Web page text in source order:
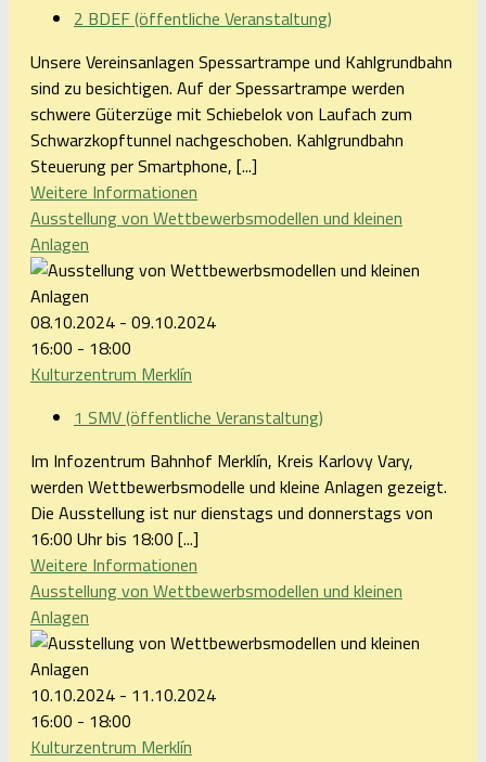
2 BDEF (öffentliche Veranstaltung)
Unsere Vereinsanlagen Spessartrampe und Kahlgrundbahn
sind zu besichtigen. Auf der Spessartrampe werden
schwere Güterzüge mit Schiebelok von Laufach zum
Schwarzkopftunnel nachgeschoben. Kahlgrundbahn
Steuerung per Smartphone, [...]
Weitere Informationen
Ausstellung von Wettbewerbsmodellen und kleinen
Anlagen
08.10.2024 - 09.10.2024
16:00 - 18:00
Kulturzentrum Merklín
1 SMV (öffentliche Veranstaltung)
Im Infozentrum Bahnhof Merklín, Kreis Karlovy Vary,
werden Wettbewerbsmodelle und kleine Anlagen gezeigt.
Die Ausstellung ist nur dienstags und donnerstags von
16:00 Uhr bis 18:00 [...]
Weitere Informationen
Ausstellung von Wettbewerbsmodellen und kleinen
Anlagen
10.10.2024 - 11.10.2024
16:00 - 18:00
Kulturzentrum Merklín